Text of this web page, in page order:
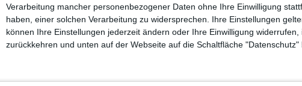
Verarbeitung mancher personenbezogener Daten ohne Ihre Einwilligung
haben, einer solchen Verarbeitung zu widersprechen. Ihre Einstellungen
können Ihre Einstellungen jederzeit ändern oder Ihre Einwilligung
zurückkehren und unten auf der Webseite auf die Schaltfläche "Datenschutz"
Charlie Hunnam (Pacific Rim) ersetzt wurde, bis schließlich
beiwohnte.